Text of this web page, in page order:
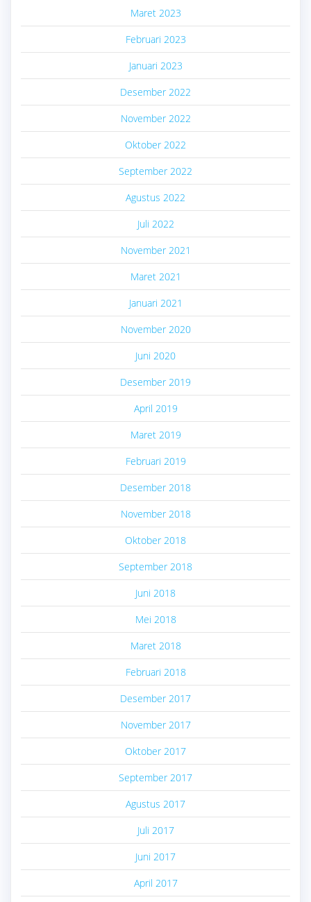
Maret 2023
Februari 2023
Januari 2023
Desember 2022
November 2022
Oktober 2022
September 2022
Agustus 2022
Juli 2022
November 2021
Maret 2021
Januari 2021
November 2020
Juni 2020
Desember 2019
April 2019
Maret 2019
Februari 2019
Desember 2018
November 2018
Oktober 2018
September 2018
Juni 2018
Mei 2018
Maret 2018
Februari 2018
Desember 2017
November 2017
Oktober 2017
September 2017
Agustus 2017
Juli 2017
Juni 2017
April 2017